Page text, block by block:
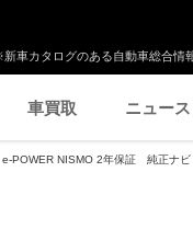
車カタログのある自動車総合情
車買取 ニュース
e-POWER NISMO 2年保証 純正ナ